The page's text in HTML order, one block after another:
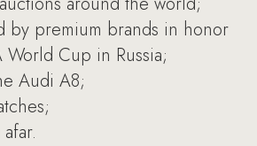
by premium brands in honor
World Cup in Russia;
Audi A8;